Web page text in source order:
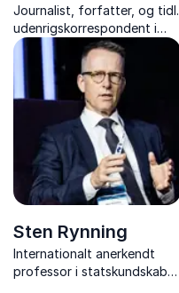
Journalist, forfatter, og tidl.
udenrigskorrespondent i
USA, Rusland og
Sovjetunionen, med
fascinerende indblik i politik,
medier og verdenshistorie.
Sten Rynning
Internationalt anerkendt
professor i statskundskab